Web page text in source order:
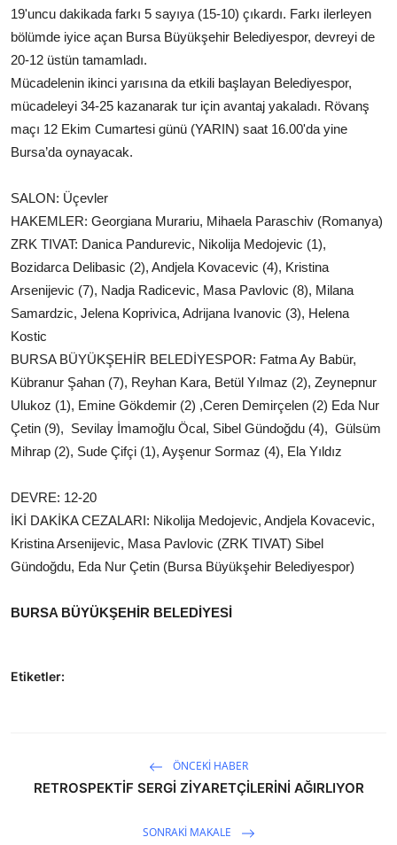
E-GAZETE
19'uncu dakikada farkı 5 sayıya (15-10) çıkardı. Farkı ilerleyen
bölümde iyice açan Bursa Büyükşehir Belediyespor, devreyi de
20-12 üstün tamamladı.
Mücadelenin ikinci yarısına da etkili başlayan Belediyespor,
mücadeleyi 34-25 kazanarak tur için avantaj yakaladı. Rövanş
maçı 12 Ekim Cumartesi günü (YARIN) saat 16.00'da yine
Bursa’da oynayacak.
SALON: Üçevler
HAKEMLER: Georgiana Murariu, Mihaela Paraschiv (Romanya)
ZRK TIVAT: Danica Pandurevic, Nikolija Medojevic (1),
Bozidarca Delibasic (2), Andjela Kovacevic (4), Kristina
Arsenijevic (7), Nadja Radicevic, Masa Pavlovic (8), Milana
Samardzic, Jelena Koprivica, Adrijana Ivanovic (3), Helena
Kostic
BURSA BÜYÜKŞEHİR BELEDİYESPOR: Fatma Ay Babür,
Kübranur Şahan (7), Reyhan Kara, Betül Yılmaz (2), Zeynepnur
Ulukoz (1), Emine Gökdemir (2) ,Ceren Demirçelen (2) Eda Nur
Çetin (9), Sevilay İmamoğlu Öcal, Sibel Gündoğdu (4), Gülsüm
Mihrap (2), Sude Çifçi (1), Ayşenur Sormaz (4), Ela Yıldız
DEVRE: 12-20
İKİ DAKİKA CEZALARI: Nikolija Medojevic, Andjela Kovacevic,
Kristina Arsenijevic, Masa Pavlovic (ZRK TIVAT) Sibel
Gündoğdu, Eda Nur Çetin (Bursa Büyükşehir Belediyespor)
BURSA BÜYÜKŞEHİR BELEDİYESİ
Etiketler:
ÖNCEKI HABER
RETROSPEKTİF SERGİ ZİYARETÇİLERİNİ AĞIRLIYOR
SONRAKI MAKALE